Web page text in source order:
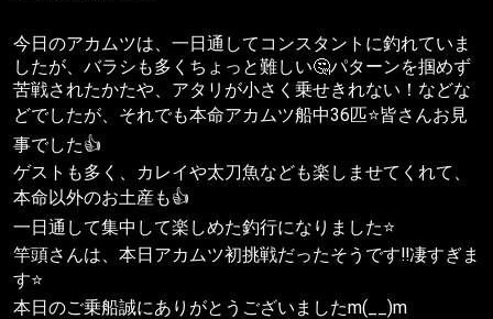
今日のアカムツは、一日通してコンスタントに釣れていま
したが、バラシも多くちょっと難しい🤔パターンを掴めず
苦戦されたかたや、アタリが小さく乗せきれない！などな
どでしたが、それでも本命アカムツ船中36匹⭐️皆さんお見
事でした👍
ゲストも多く、カレイや太刀魚なども楽しませてくれて、
本命以外のお土産も👍
一日通して集中して楽しめた釣行になりました⭐️
竿頭さんは、本日アカムツ初挑戦だったそうです‼️凄すぎま
す⭐️
本日のご乗船誠にありがとうございましたm(__)m